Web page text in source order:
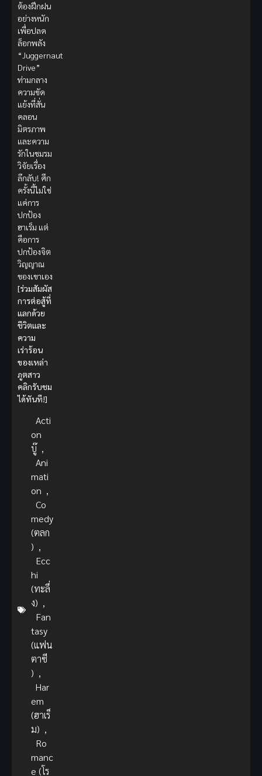
ต้องฝึกฝน
อย่างหนัก
เพื่อปลด
ล็อกพลัง
“Juggernaut
Drive”
ท่ามกลาง
ความขัด
แย้งที่สั่น
คลอน
มิตรภาพ
และความ
รักในชมรม
วิจัยเรื่อง
ลึกลับ! ศึก
ครั้งนี้ไม่ใช่
แค่การ
ปกป้อง
ฮาเร็ม แต่
คือการ
ปกป้องจิต
วิญญาณ
ของเขาเอง
[ร่วมสัมผัส
การต่อสู้ที่
แลกด้วย
ชีวิตและ
ความ
เร่าร้อน
ของเหล่า
ภูตสาว
คลิกรับชม
ได้ทันที!]
Acti
on
บู๊ ,
Ani
mati
on ,
Co
medy
(ตลก
) ,
Ecc
hi
(ทะลึ่
ง) ,
Fan
tasy
(แฟน
ตาซี
) ,
Har
em
(ฮาเร็
ม) ,
Ro
manc
e (โร